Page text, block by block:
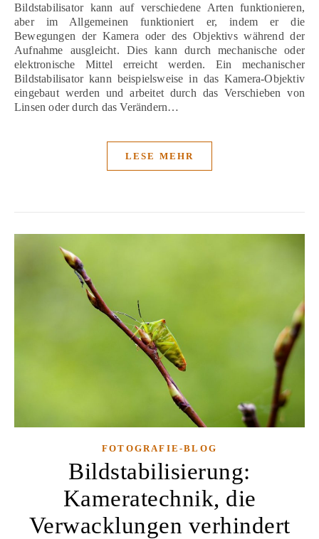
Bildstabilisator kann auf verschiedene Arten funktionieren,
aber im Allgemeinen funktioniert er, indem er die
Bewegungen der Kamera oder des Objektivs während der
Aufnahme ausgleicht. Dies kann durch mechanische oder
elektronische Mittel erreicht werden. Ein mechanischer
Bildstabilisator kann beispielsweise in das Kamera-Objektiv
eingebaut werden und arbeitet durch das Verschieben von
Linsen oder durch das Verändern…
LESE MEHR
FOTOGRAFIE-BLOG
Bildstabilisierung:
Kameratechnik, die
Verwacklungen verhindert